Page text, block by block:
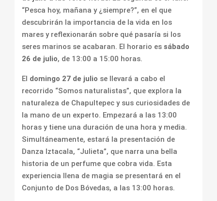
“Pesca hoy, mañana y ¿siempre?”, en el que
descubrirán la importancia de la vida en los
mares y reflexionarán sobre qué pasaría si los
seres marinos se acabaran. El horario es sábado
26 de julio, de 13:00 a 15:00 horas.
El domingo 27 de julio se llevará a cabo el
recorrido “Somos naturalistas”, que explora la
naturaleza de Chapultepec y sus curiosidades de
la mano de un experto. Empezará a las 13:00
horas y tiene una duración de una hora y media.
Simultáneamente, estará la presentación de
Danza Iztacala, “Julieta”, que narra una bella
historia de un perfume que cobra vida. Esta
experiencia llena de magia se presentará en el
Conjunto de Dos Bóvedas, a las 13:00 horas.